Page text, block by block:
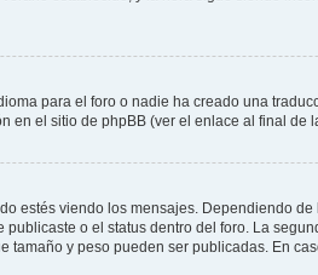
para el foro o nadie ha creado una
en el sitio de phpBB (ver el enlace al final de
estés viendo los mensajes. Dependiendo
o el status dentro del foro. La
y peso pueden ser publicadas. En